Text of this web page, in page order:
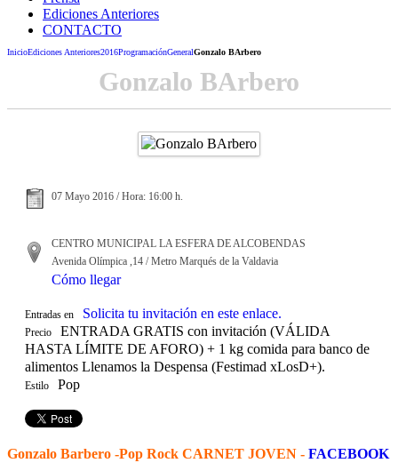
Ediciones Anteriores
CONTACTO
InicioEdiciones Anteriores2016ProgramaciónGeneralGonzalo BArbero
Gonzalo BArbero
07 Mayo 2016 / Hora: 16:00 h.
CENTRO MUNICIPAL LA ESFERA DE ALCOBENDAS
Avenida Olímpica ,14 / Metro Marqués de la Valdavia
Cómo llegar
Entradas en Solicita tu invitación en este enlace.
Precio
ENTRADA GRATIS con invitación (VÁLIDA
HASTA LÍMITE DE AFORO) + 1 kg comida para banco de
alimentos Llenamos la Despensa (Festimad xLosD+).
Estilo Pop
Gonzalo Barbero -Pop Rock CARNET JOVEN - FACEBOOK